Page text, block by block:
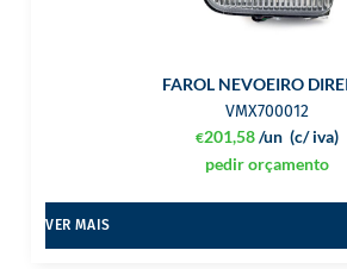
FAROL NEVOEIRO
VMX700012
€201,58 (c/ iva)
/un
pedir orçamento
VER MAIS